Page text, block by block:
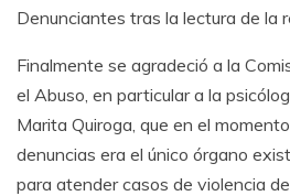
Denunciantes tras la lectura de la
Finalmente se agradeció a la
el Abuso, en particular a la
Marita Quiroga, que en el
denuncias era el único órgano
para atender casos de violencia